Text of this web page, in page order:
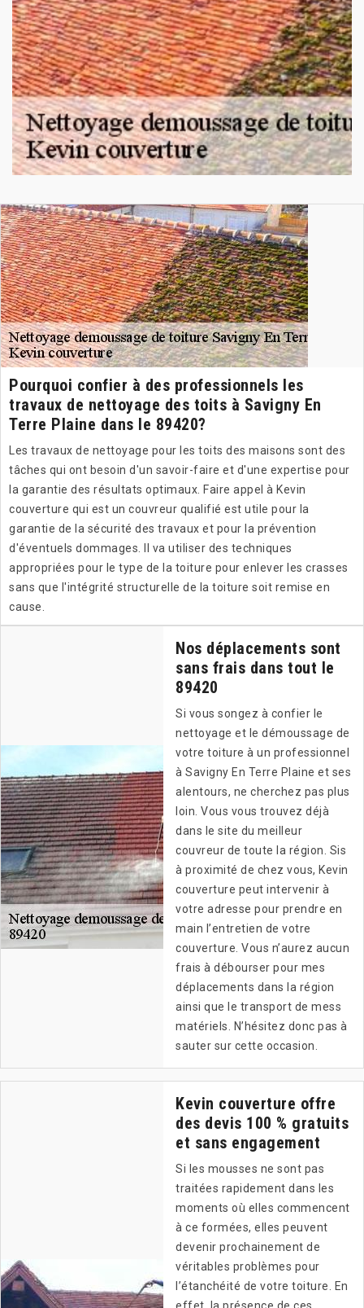
Pourquoi confier à des professionnels les
travaux de nettoyage des toits à Savigny En
Terre Plaine dans le 89420?
Les travaux de nettoyage pour les toits des maisons sont des
tâches qui ont besoin d'un savoir-faire et d'une expertise pour
la garantie des résultats optimaux. Faire appel à Kevin
couverture qui est un couvreur qualifié est utile pour la
garantie de la sécurité des travaux et pour la prévention
d'éventuels dommages. Il va utiliser des techniques
appropriées pour le type de la toiture pour enlever les crasses
sans que l'intégrité structurelle de la toiture soit remise en
cause.
Nos déplacements sont
sans frais dans tout le
89420
Si vous songez à confier le
nettoyage et le démoussage de
votre toiture à un professionnel
à Savigny En Terre Plaine et ses
alentours, ne cherchez pas plus
loin. Vous vous trouvez déjà
dans le site du meilleur
couvreur de toute la région. Sis
à proximité de chez vous, Kevin
couverture peut intervenir à
votre adresse pour prendre en
main l’entretien de votre
couverture. Vous n’aurez aucun
frais à débourser pour mes
déplacements dans la région
ainsi que le transport de mess
matériels. N’hésitez donc pas à
sauter sur cette occasion.
Kevin couverture offre
des devis 100 % gratuits
et sans engagement
Si les mousses ne sont pas
traitées rapidement dans les
moments où elles commencent
à ce formées, elles peuvent
devenir prochainement de
véritables problèmes pour
l’étanchéité de votre toiture. En